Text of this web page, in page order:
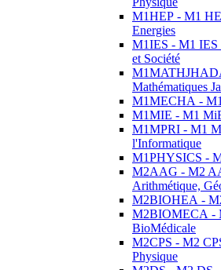
M1HEP - M1
Energies
M1IES - M1 IES
et Société
Mathématiques
M1MECHA -
M1MIE - M1
M1MPRI - M1
l'Informatique
M1PHYSICS -
M2AAG - M2
Arithmétique,
M2BIOHEA -
M2BIOMECA -
BioMédicale
M2CPS - M2
Physique